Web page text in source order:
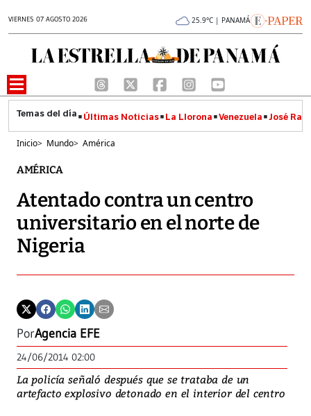
VIERNES 07 AGOSTO 2026 25.9°C | PANAMÁ
Últimas Noticias La Llorona Venezuela José
Inicio> Mundo> América
AMÉRICA
Atentado contra un centro
universitario en el norte de
Nigeria
PorAgencia EFE
24/06/2014 02:00
La policía señaló después que se trataba de un
artefacto explosivo detonado en el interior del centro